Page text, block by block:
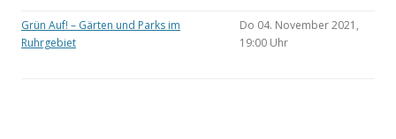
Grün Auf! – Gärten und Parks im
Ruhrgebiet
Do 04. November 2021,
19:00 Uhr